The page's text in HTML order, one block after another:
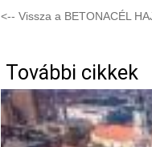
<-- Vissza a BETONACÉL
További cikkek